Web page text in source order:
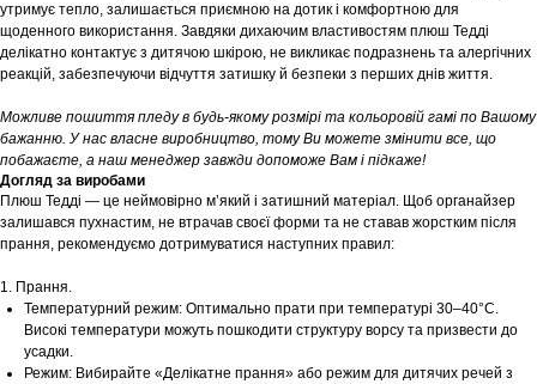
утримує тепло, залишається приємною на дотик і комфортною для
щоденного використання. Завдяки дихаючим властивостям плюш Тедді
делікатно контактує з дитячою шкірою, не викликає подразнень та алергічних
реакцій, забезпечуючи відчуття затишку й безпеки з перших днів життя.
Можливе пошиття пледу в будь-якому розмірі та кольоровій гамі по Вашому
бажанню. У нас власне виробництво, тому Ви можете змінити все, що
побажаєте, а наш менеджер завжди допоможе Вам і підкаже!
Догляд за виробами
Плюш Тедді — це неймовірно м’який і затишний матеріал. Щоб органайзер
залишався пухнастим, не втрачав своєї форми та не ставав жорстким після
прання, рекомендуємо дотримуватися наступних правил:
1. Прання.
Температурний режим: Оптимально прати при температурі 30–40°С.
Високі температури можуть пошкодити структуру ворсу та призвести до
усадки.
Режим: Вибирайте «Делікатне прання» або режим для дитячих речей з